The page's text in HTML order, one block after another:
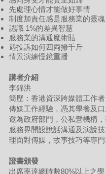
先處理心情才能做好事情
制度加責任感是服務業的靈魂
認識 1%的差異智慧
服務業的溝通魔術貼
遇投訴如何四両撥千斤
情景演練慢鏡重播
講者介紹
李錦洪
簡歷：香港資深跨媒體工作
傳媒工作經驗，憑其學養及
邀為政府部門，公私營機構
服務界開設說話溝通及演說
理面對傳媒，故事技巧等專門
證書頒發
出席率達總時數80%以上之